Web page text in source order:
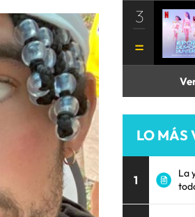
3
LO MÁS
1
La